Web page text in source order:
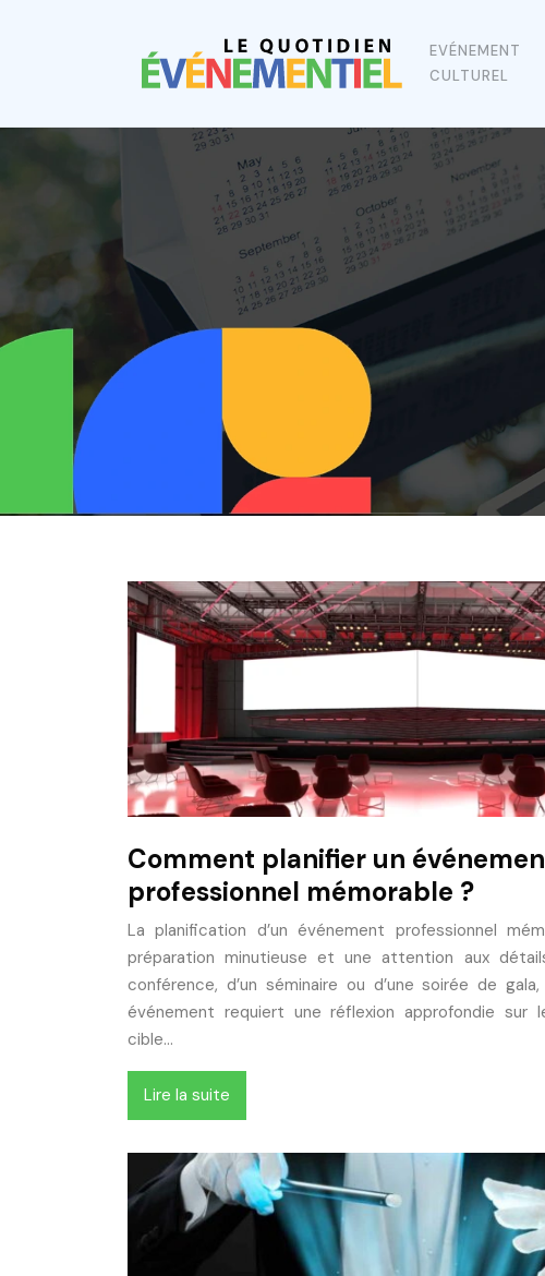
EVÉNEMENT
CULTUREL
Comment planifier un
professionnel mémorable ?
La planification d’un événement professionnel
préparation minutieuse et une attention aux détails.
conférence, d’un séminaire ou d’une soirée de gala,
événement requiert une réflexion approfondie sur
cible…
Lire la suite